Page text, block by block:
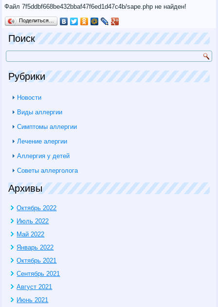
Файл 7f5ddbf668be432bbaf47f6ed1d47c4b/sape.php не найден!
Поделиться…
Поиск
Рубрики
Новости
Виды аллергии
Симптомы аллергии
Лечение алергии
Аллергия у детей
Советы аллерголога
Архивы
Октябрь 2022
Июль 2022
Май 2022
Январь 2022
Октябрь 2021
Сентябрь 2021
Август 2021
Июнь 2021